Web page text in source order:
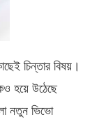
চিন্তার বিষয়।
হয়ে উঠেছে
নতুন ভিভো